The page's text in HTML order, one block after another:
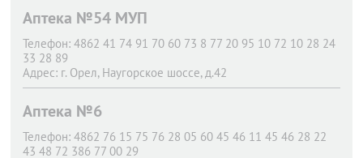
Аптека №54 МУП
Телефон: 4862 41 74 91 70 60 73 8 77 20 95 10 72 10 28 24
33 28 89
Адрес: г. Орел, Наугорское шоссе, д.42
Аптека №6
Телефон: 4862 76 15 75 76 28 05 60 45 46 11 45 46 28 22
43 48 72 386 77 00 29